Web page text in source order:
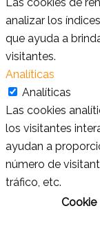
analizar los
que ayuda a
visitantes.
Analíticas
Analíticas
Las cookies
los visitantes
ayudan a
número de
tráfico, etc.
Cookie